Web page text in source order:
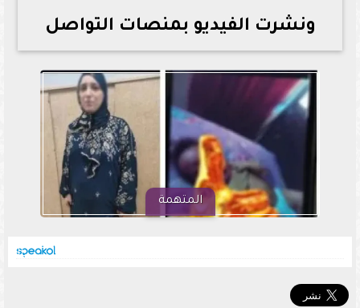
ونشرت الفيديو بمنصات التواصل
المتهمة